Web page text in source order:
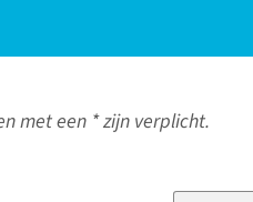
met een * zijn verplicht.